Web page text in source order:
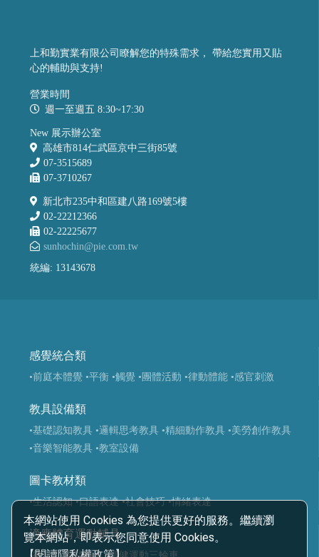
本網站使用 Cookies 為您提供更好的服務。繼續瀏
覽本網站，即表示您同意使用 Cookies。
【閱讀隱私權政策】
上和勤實業有限公司瞭解您的特殊需求， 帶給您實用又貼
心的輔助與支持!
營業時間
週一至週五 8:30~17:30
New 展示辦公室
高雄市814仁武區京中三街85號
07-3515689
07-3710267
新北市235中和區建八路169號5樓
02-22212366
02-22225677
sunhochin@pie.com.tw
統編: 13143678
感覺統合類
•前庭本體覺 •平衡 •觸覺 •團體活動 •律動體能 •感官刺激
教具設備類
•基礎認知教具 •邏輯思考教具 •精細動作教具 •美勞創作教具
•音樂智能教具 •教室設備
圖卡教材類
•生活認知 •口語表達 •社會技巧 •情緒表達
適應體育運動輔具